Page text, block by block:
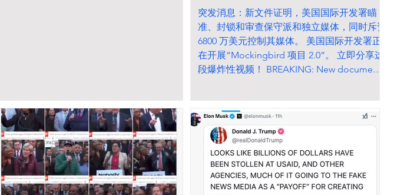
突发消息：新文件证明，美国国际开发署瞄
准、封锁和审查保守派和独立媒体，同时斥资
6800 万美元控制其媒体。 美国国际开发署正
在开展“Mockingbird 项目 2.0”。 立即分享这
段爆炸性视频！ BREAKING: New documents